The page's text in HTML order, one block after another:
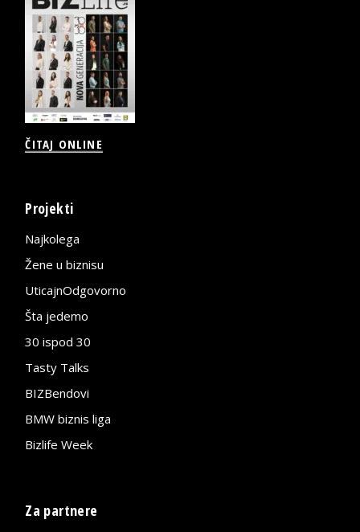
ČITAJ ONLINE
Projekti
Najkolega
Žene u biznisu
UticajnOdgovorno
Šta jedemo
30 ispod 30
Tasty Talks
BIZBendovi
BMW biznis liga
Bizlife Week
Za partnere